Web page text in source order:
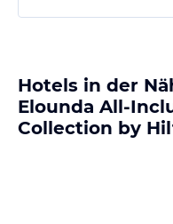
Hotels in der
Elounda All-
Collection by